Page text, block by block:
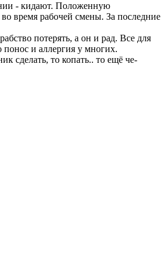
- кидают. Положенную
время рабочей смены. За последние
потерять, а он и рад. Все для
понос и аллергия у многих.
сделать, то копать.. то ещё че-